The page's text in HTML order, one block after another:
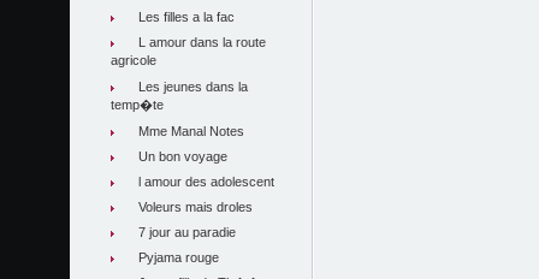
Les filles a la fac
L amour dans la route
agricole
Les jeunes dans la
temp�te
Mme Manal Notes
Un bon voyage
l amour des adolescent
Voleurs mais droles
7 jour au paradie
Pyjama rouge